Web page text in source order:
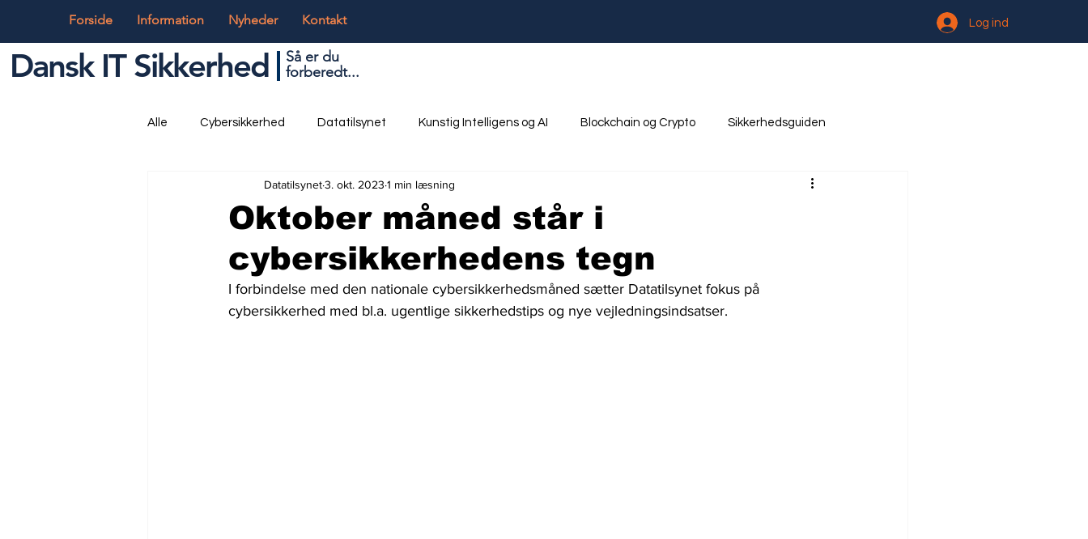
Forside Information Nyheder Kontakt Log ind
Dansk IT Sikkerhed
Så er du
forberedt...
Alle Cybersikkerhed Datatilsynet Kunstig Intelligens og AI Blockchain og Crypto Sikkerhedsguiden
Globalt og Digitalt IT og Teknik Ungdom og Uddannelse
Oktober måned står i
cybersikkerhedens tegn
Datatilsynet3. okt. 2023 1 min læsning
I forbindelse med den nationale cybersikkerhedsmåned sætter Datatilsynet fokus på
cybersikkerhed med bl.a. ugentlige sikkerhedstips og nye vejledningsindsatser.